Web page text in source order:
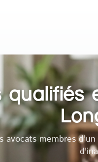
avocats membres